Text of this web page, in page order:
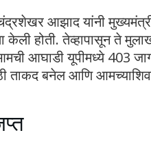
आझाद यांनी मुख्यमंत्री
केली होती. तेव्हापासून ते
आघाडी यूपीमध्ये 403
ताकद बनेल आणि